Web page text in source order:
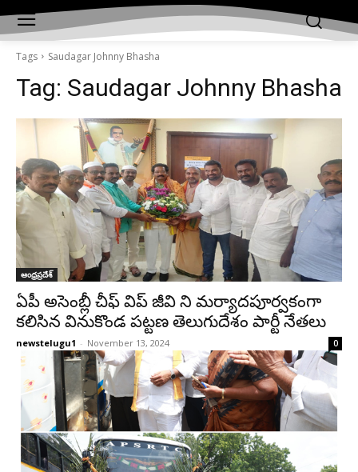
Tags Saudagar Johnny Bhasha
Tag: Saudagar Johnny Bhasha
ఆంధ్రప్రదేశ్‌
ఏపీ అసెంబ్లీ చీఫ్‌ విప్‌ జీవి ని మర్యాదపూర్వకంగా
కలిసిన వినుకొండ పట్టణ తెలుగుదేశం పార్టీ నేతలు
newstelugu1 - November 13, 2024 0